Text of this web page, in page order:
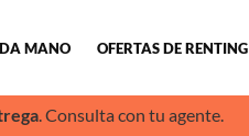
MANO OFERTAS DE RENTING
. Consulta con tu agente.